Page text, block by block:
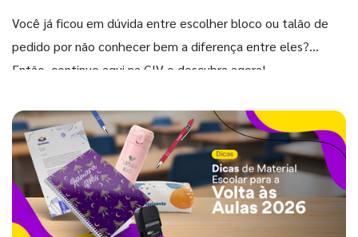
Você já ficou em dúvida entre escolher bloco ou talão de
pedido por não conhecer bem a diferença entre eles?
Então, continue aqui na GIV e descubra agora!